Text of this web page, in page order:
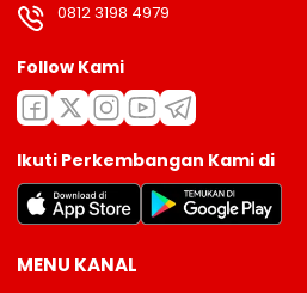
0812 3198 4979
Follow Kami
Ikuti Perkembangan Kami di
MENU KANAL